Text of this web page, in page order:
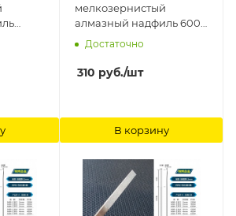
мелкозернистый
алмазный надфиль 600#
(начало 0.3 Ширина
2mm) ManWah
Достаточно
310 руб./шт
В корзину